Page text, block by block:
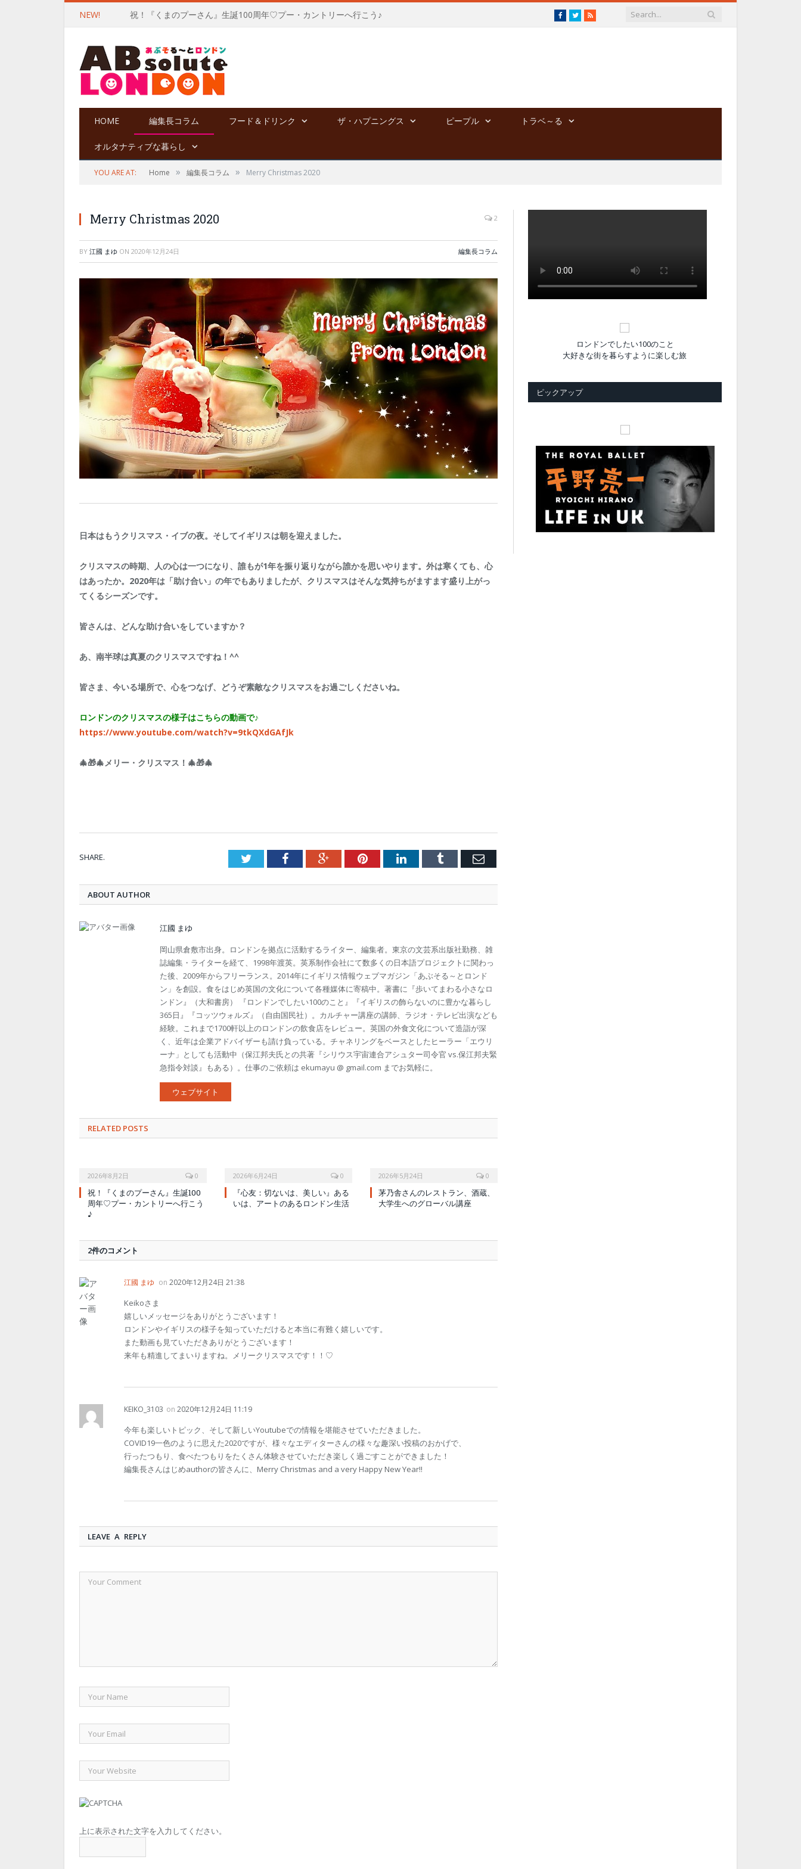
NEW! 祝！『くまのプーさん』生誕100周年♡プー・カントリーへ行こう♪ Facebook
TwitterRSS
HOME 編集長コラム フード＆ドリンク ザ・ハプニングス ピープル トラベ～る
オルタナティブな暮らし
YOU ARE AT: Home » 編集長コラム » Merry Christmas 2020
Merry Christmas 2020 2
BY 江國 まゆ ON 2020年12月24日 編集長コラム
日本はもうクリスマス・イブの夜。そしてイギリスは朝を迎えました。
クリスマスの時期、人の心は一つになり、誰もが1年を振り返りながら誰かを思いやります。外は寒くても、心
はあったか。2020年は「助け合い」の年でもありましたが、クリスマスはそんな気持ちがますます盛り上がっ
てくるシーズンです。
皆さんは、どんな助け合いをしていますか？
あ、南半球は真夏のクリスマスですね！^^
皆さま、今いる場所で、心をつなげ、どうぞ素敵なクリスマスをお過ごしくださいね。
ロンドンのクリスマスの様子はこちらの動画で♪
https://www.youtube.com/watch?v=9tkQXdGAfJk
🎄🎁🎄メリー・クリスマス！🎄🎁🎄
SHARE. TwitterFacebookGoogle+PinterestLinkedInTumblr Email
ABOUT AUTHOR
江國 まゆ
岡山県倉敷市出身。ロンドンを拠点に活動するライター、編集者。東京の文芸系出版社勤務、雑
誌編集・ライターを経て、1998年渡英。英系制作会社にて数多くの日本語プロジェクトに関わっ
た後、2009年からフリーランス。2014年にイギリス情報ウェブマガジン「あぶそる～とロンド
ン」を創設。食をはじめ英国の文化について各種媒体に寄稿中。著書に『歩いてまわる小さなロ
ンドン』（大和書房） 『ロンドンでしたい100のこと』『イギリスの飾らないのに豊かな暮らし
365日』『コッツウォルズ』（自由国民社）。カルチャー講座の講師、ラジオ・テレビ出演なども
経験。これまで1700軒以上のロンドンの飲食店をレビュー。英国の外食文化について造詣が深
く、近年は企業アドバイザーも請け負っている。チャネリングをベースとしたヒーラー「エウリ
ーナ」としても活動中（保江邦夫氏との共著『シリウス宇宙連合アシュター司令官 vs.保江邦夫緊
急指令対談』もある）。仕事のご依頼は ekumayu @ gmail.com までお気軽に。
ウェブサイト
RELATED POSTS
2026年8月2日 0
祝！『くまのプーさん』生誕100
周年♡プー・カントリーへ行こう
♪
2026年6月24日 0
『心友：切ないは、美しい』ある
いは、アートのあるロンドン生活
2026年5月24日 0
茅乃舎さんのレストラン、酒蔵、
大学生へのグローバル講座
2件のコメント
江國 まゆ on 2020年12月24日 21:38
Keikoさま
嬉しいメッセージをありがとうございます！
ロンドンやイギリスの様子を知っていただけると本当に有難く嬉しいです。
また動画も見ていただきありがとうございます！
来年も精進してまいりますね。メリークリスマスです！！♡
KEIKO_3103 on 2020年12月24日 11:19
今年も楽しいトピック、そして新しいYoutubeでの情報を堪能させていただきました。
COVID19一色のように思えた2020ですが、様々なエディターさんの様々な趣深い投稿のおかげで、
行ったつもり、食べたつもりをたくさん体験させていただき楽しく過ごすことができました！
編集長さんはじめauthorの皆さんに、Merry Christmas and a very Happy New Year!!
LEAVE A REPLY
上に表示された文字を入力してください。
ロンドンでしたい100のこと
大好きな街を暮らすように楽しむ旅
ピックアップ